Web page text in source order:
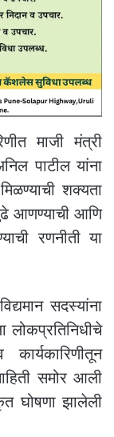
माजी मंत्री
पाटील यांना
शक्यता
आणण्याची आणि
रणनीती या
सदस्यांना
लोकप्रतिनिधीचे
समोर आली
घोषणा झालेली